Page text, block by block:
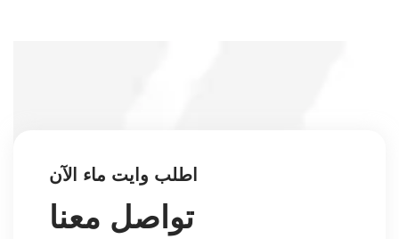
اطلب وايت ماء الآن
تواصل معنا